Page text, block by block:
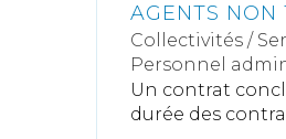
AGENTS NON
Collectivités /
Personnel
Un contrat
durée des